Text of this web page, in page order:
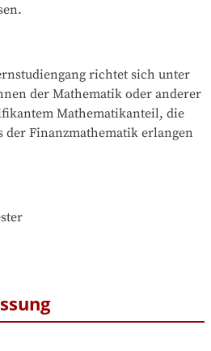
richtet sich unter
der Mathematik oder anderer
Mathematikanteil, die
der Finanzmathematik erlangen